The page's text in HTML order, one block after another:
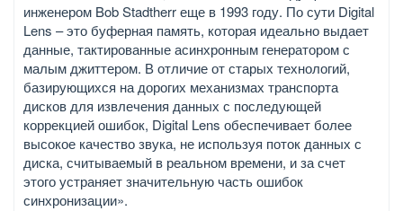
инженером Bob Stadtherr еще в 1993 году. По сути Digital
Lens – это буферная память, которая идеально выдает
данные, тактированные асинхронным генератором с
малым джиттером. В отличие от старых технологий,
базирующихся на дорогих механизмах транспорта
дисков для извлечения данных с последующей
коррекцией ошибок, Digital Lens обеспечивает более
высокое качество звука, не используя поток данных с
диска, считываемый в реальном времени, и за счет
этого устраняет значительную часть ошибок
синхронизации».